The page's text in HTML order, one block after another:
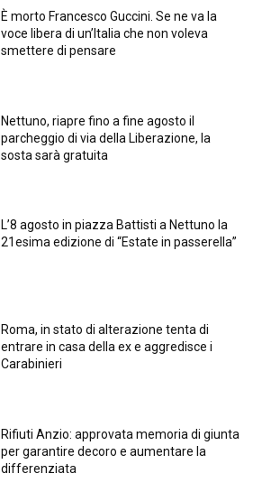
È morto Francesco Guccini. Se ne va la
voce libera di un’Italia che non voleva
smettere di pensare
Nettuno, riapre fino a fine agosto il
parcheggio di via della Liberazione, la
sosta sarà gratuita
L’8 agosto in piazza Battisti a Nettuno la
21esima edizione di “Estate in passerella”
Roma, in stato di alterazione tenta di
entrare in casa della ex e aggredisce i
Carabinieri
Rifiuti Anzio: approvata memoria di giunta
per garantire decoro e aumentare la
differenziata